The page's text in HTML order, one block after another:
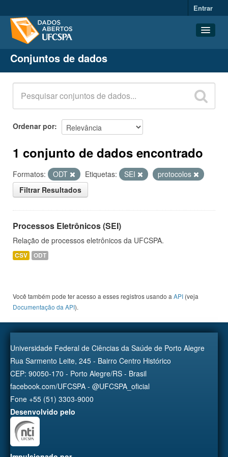
Entrar
Conjuntos de dados
Organizações
Grupos
Sobre
Conjuntos de dados
Ordenar por
1 conjunto de dados encontrado
Formatos: ODT Etiquetas: SEI
protocolos
Filtrar Resultados
Processos Eletrônicos (SEI)
Relação de processos eletrônicos da UFCSPA.
CSV ODT
Você também pode ter acesso a esses registros usando a API (veja
Documentação da API).
Universidade Federal de Ciências da Saúde de Porto Alegre
Rua Sarmento Leite, 245 - Bairro Centro Histórico
CEP: 90050-170 - Porto Alegre/RS - Brasil
facebook.com/UFCSPA - @UFCSPA_oficial
Fone +55 (51) 3303-9000
Desenvolvido pelo